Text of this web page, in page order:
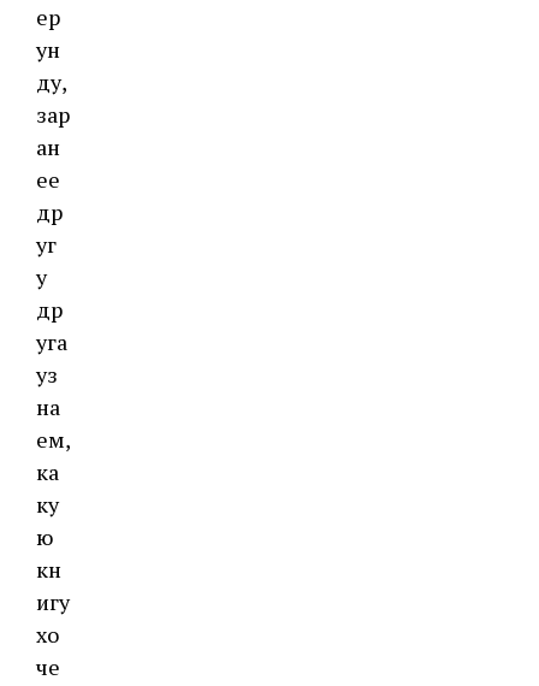
ер
ун
ду,
зар
ан
ее
др
уг
у
др
уга
уз
на
ем,
ка
ку
ю
кн
игу
хо
че